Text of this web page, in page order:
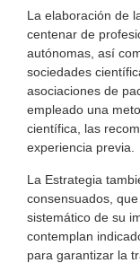
La elaboración de
centenar de
autónomas, así
sociedades
asociaciones de
empleado una
científica, las
experiencia previa.
La Estrategia
consensuados,
sistemático de su
contemplan
para garantizar la